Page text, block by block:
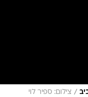
/ צילום: ספיר לוי